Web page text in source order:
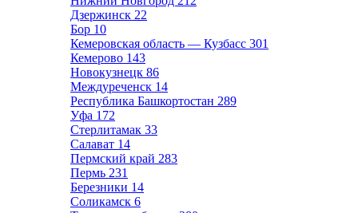
Дзержинск 22
Бор 10
Кемеровская область — Кузбасс 301
Кемерово 143
Новокузнецк 86
Междуреченск 14
Республика Башкортостан 289
Уфа 172
Стерлитамак 33
Салават 14
Пермский край 283
Пермь 231
Березники 14
Соликамск 6